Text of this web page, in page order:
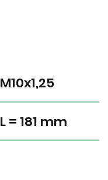
M10x1,25
L = 181 mm